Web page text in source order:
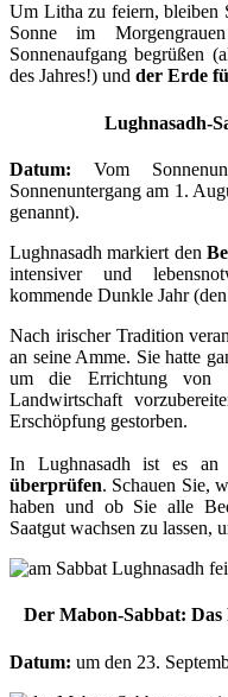
Um Litha zu feiern, bleiben
Sonne im
Sonnenaufgang begrüßen
des Jahres!) und der Erde
Lughnasadh-
Datum: Vom
Sonnenuntergang am 1.
genannt).
Lughnasadh markiert den
intensiver und
kommende Dunkle Jahr
Nach irischer Tradition
an seine Amme. Sie hatte
um die Errichtung von
Landwirtschaft
Erschöpfung gestorben.
In Lughnasadh ist es
überprüfen. Schauen Sie,
haben und ob Sie alle
Saatgut wachsen zu lassen,
Der Mabon-Sabbat: Das
Datum: um den 23.